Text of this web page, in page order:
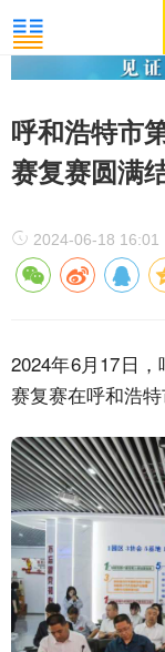
呼和浩特市
赛复赛圆满
2024-06-18 16:01
2024年6月17日
赛复赛在呼和浩